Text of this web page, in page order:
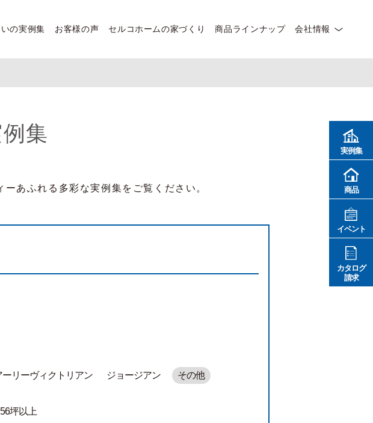
の実例集 お客様の声 セルコホームの家づくり 商品ラインナップ 会社情報
集
あふれる多彩な実例集をご覧ください。
ーリーヴィクトリアン ジョージアン その他
56坪以上
実例集
商品
イベント
カタログ
請求